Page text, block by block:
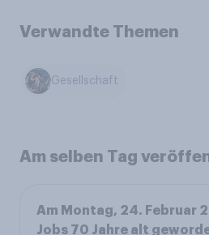
Verwandte Themen
Gesellschaft
Am selben Tag
Am Montag, 24. Februar
Jobs 70 Jahre alt